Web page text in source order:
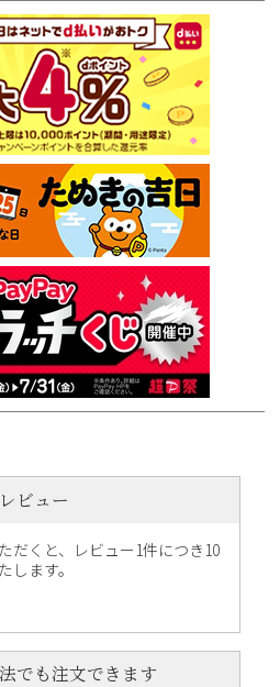
レビュー
だくと、レビュー1件につき10
します。
でも注文できます